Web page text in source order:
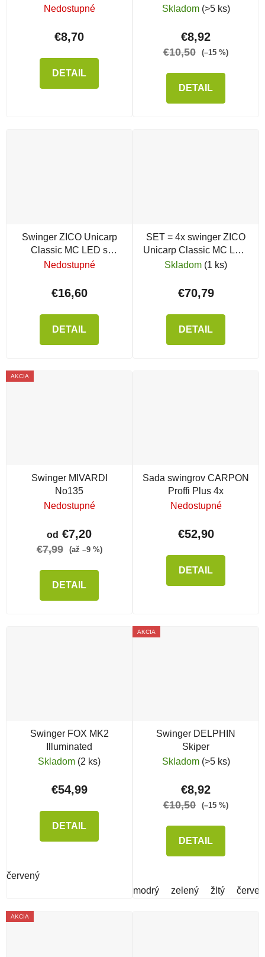
Nedostupné
€8,70
DETAIL
Skladom (>5 ks)
€8,92
€10,50 (–15 %)
DETAIL
Swinger ZICO Unicarp
Classic MC LED s
klipom
Nedostupné
€16,60
DETAIL
SET = 4x swinger ZICO
Unicarp Classic MC LED
s klipom
Skladom (1 ks)
€70,79
DETAIL
AKCIA
Swinger MIVARDI
No135
Nedostupné
od €7,20
€7,99 (až –9 %)
DETAIL
Sada swingrov CARPON
Proffi Plus 4x
Nedostupné
€52,90
DETAIL
Swinger FOX MK2
Illuminated
Skladom (2 ks)
€54,99
DETAIL
červený
AKCIA
Swinger DELPHIN
Skiper
Skladom (>5 ks)
€8,92
€10,50 (–15 %)
DETAIL
modrý zelený žltý
AKCIA